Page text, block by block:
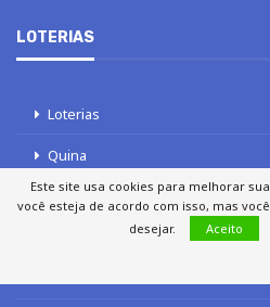
LOTERIAS
Loterias
Quina
Lotofácil
Este site usa cookies para melhorar
você esteja de acordo com isso, mas
desejar.
Aceito